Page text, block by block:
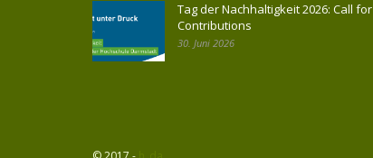
Tag der Nachhaltigkeit 2026: Call for
Contributions
30. Juni 2026